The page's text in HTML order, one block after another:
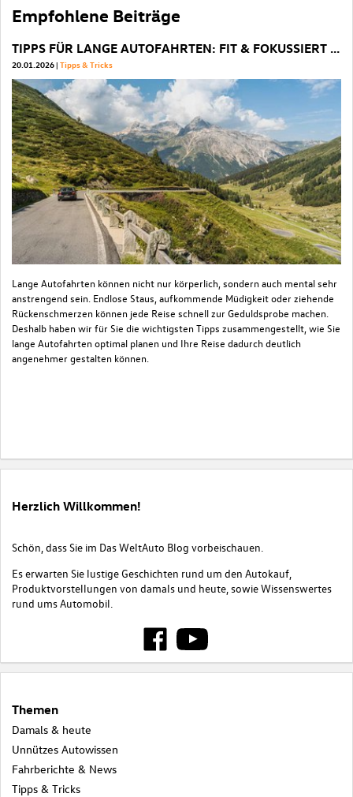
Empfohlene Beiträge
TIPPS FÜR LANGE AUTOFAHRTEN: FIT & FOKUSSIERT ANS ZIEL
20.01.2026 Tipps & Tricks
Lange Autofahrten können nicht nur körperlich, sondern auch mental sehr
anstrengend sein. Endlose Staus, aufkommende Müdigkeit oder ziehende
Rückenschmerzen können jede Reise schnell zur Geduldsprobe machen.
Deshalb haben wir für Sie die wichtigsten Tipps zusammengestellt, wie Sie
lange Autofahrten optimal planen und Ihre Reise dadurch deutlich
angenehmer gestalten können.
Herzlich Willkommen!
Schön, dass Sie im Das WeltAuto Blog vorbeischauen.
Es erwarten Sie lustige Geschichten rund um den Autokauf,
Produktvorstellungen von damals und heute, sowie Wissenswertes
rund ums Automobil.
Themen
Damals & heute
Unnützes Autowissen
Fahrberichte & News
Tipps & Tricks